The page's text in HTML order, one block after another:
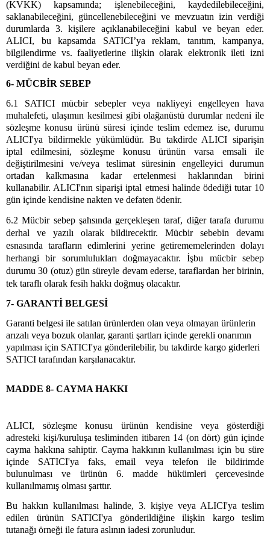
(KVKK) kapsamında; işlenebileceğini, kaydedilebileceğini,
saklanabileceğini, güncellenebileceğini ve mevzuatın izin verdiği
durumlarda 3. kişilere açıklanabileceğini kabul ve beyan eder.
ALICI, bu kapsamda SATICI’ya reklam, tanıtım, kampanya,
bilgilendirme vs. faaliyetlerine ilişkin olarak elektronik ileti izni
verdiğini de kabul beyan eder.
6- MÜCBİR SEBEP
6.1 SATICI mücbir sebepler veya nakliyeyi engelleyen hava
muhalefeti, ulaşımın kesilmesi gibi olağanüstü durumlar nedeni ile
sözleşme konusu ürünü süresi içinde teslim edemez ise, durumu
ALICI'ya bildirmekle yükümlüdür. Bu takdirde ALICI siparişin
iptal edilmesini, sözleşme konusu ürünün varsa emsali ile
değiştirilmesini ve/veya teslimat süresinin engelleyici durumun
ortadan kalkmasına kadar ertelenmesi haklarından birini
kullanabilir. ALICI'nın siparişi iptal etmesi halinde ödediği tutar 10
gün içinde kendisine nakten ve defaten ödenir.
6.2Mücbir sebep şahsında gerçekleşen taraf, diğer tarafa durumu
derhal ve yazılı olarak bildirecektir. Mücbir sebebin devamı
esnasında tarafların edimlerini yerine getirememelerinden dolayı
herhangi bir sorumlulukları doğmayacaktır. İşbu mücbir sebep
durumu 30 (otuz) gün süreyle devam ederse, taraflardan her birinin,
tek taraflı olarak fesih hakkı doğmuş olacaktır.
7- GARANTİ BELGESİ
Garanti belgesi ile satılan ürünlerden olan veya olmayan ürünlerin
arızalı veya bozuk olanlar, garanti şartları içinde gerekli onarımın
yapılması için SATICI'ya gönderilebilir, bu takdirde kargo giderleri
SATICI tarafından karşılanacaktır.
MADDE 8- CAYMA HAKKI
ALICI, sözleşme konusu ürünün kendisine veya gösterdiği
adresteki kişi/kuruluşa tesliminden itibaren 14 (on dört) gün içinde
cayma hakkına sahiptir. Cayma hakkının kullanılması için bu süre
içinde SATICI'ya faks, email veya telefon ile bildirimde
bulunulması ve ürünün 6. madde hükümleri çercevesinde
kullanılmamış olması şarttır.
Bu hakkın kullanılması halinde, 3. kişiye veya ALICI'ya teslim
edilen ürünün SATICI'ya gönderildiğine ilişkin kargo teslim
tutanağı örneği ile fatura aslının iadesi zorunludur.